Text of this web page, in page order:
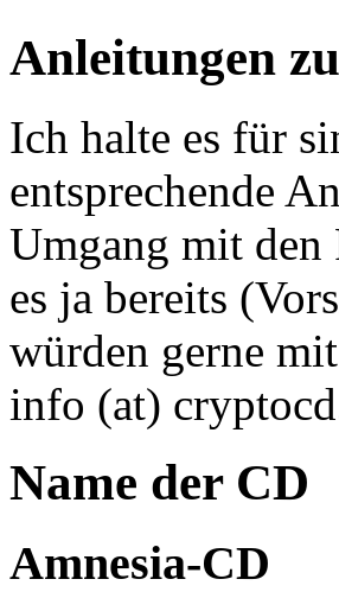
Anleitungen
Ich halte es für
entsprechende
Umgang mit den
es ja bereits
würden gerne
info (at)
Name der CD
Amnesia-CD